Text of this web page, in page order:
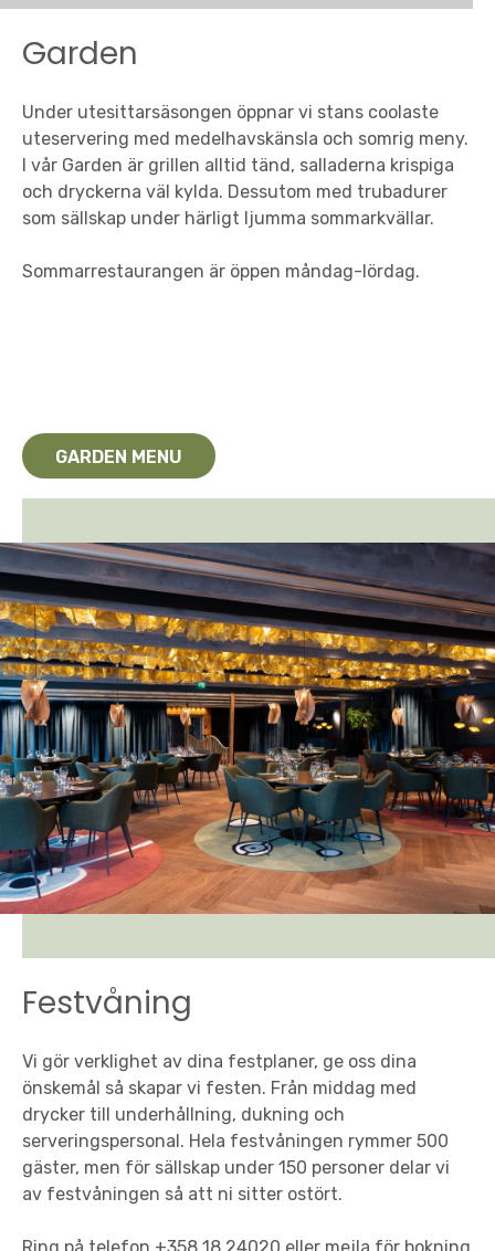
Garden
Under utesittarsäsongen öppnar vi stans coolaste
uteservering med medelhavskänsla och somrig meny.
I vår Garden är grillen alltid tänd, salladerna krispiga
och dryckerna väl kylda. Dessutom med trubadurer
som sällskap under härligt ljumma sommarkvällar.
Sommarrestaurangen är öppen måndag-lördag.
GARDEN MENU
Festvåning
Vi gör verklighet av dina festplaner, ge oss dina
önskemål så skapar vi festen. Från middag med
drycker till underhållning, dukning och
serveringspersonal. Hela festvåningen rymmer 500
gäster, men för sällskap under 150 personer delar vi
av festvåningen så att ni sitter ostört.